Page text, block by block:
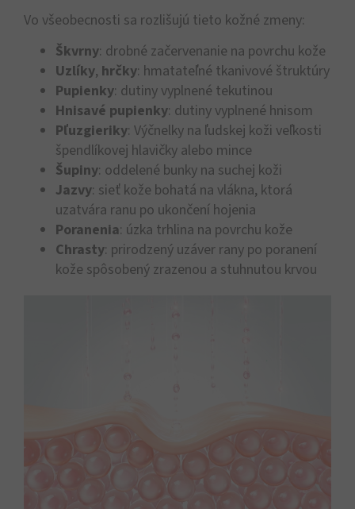
Vo všeobecnosti sa rozlišujú tieto kožné zmeny:
Škvrny: drobné začervenanie na povrchu kože
Uzlíky, hrčky: hmatateľné tkanivové štruktúry
Pupienky: dutiny vyplnené tekutinou
Hnisavé pupienky: dutiny vyplnené hnisom
Pľuzgieriky: Výčnelky na ľudskej koži veľkosti
špendlíkovej hlavičky alebo mince
Šupiny: oddelené bunky na suchej koži
Jazvy: sieť kože bohatá na vlákna, ktorá
uzatvára ranu po ukončení hojenia
Poranenia: úzka trhlina na povrchu kože
Chrasty: prirodzený uzáver rany po poranení
kože spôsobený zrazenou a stuhnutou krvou